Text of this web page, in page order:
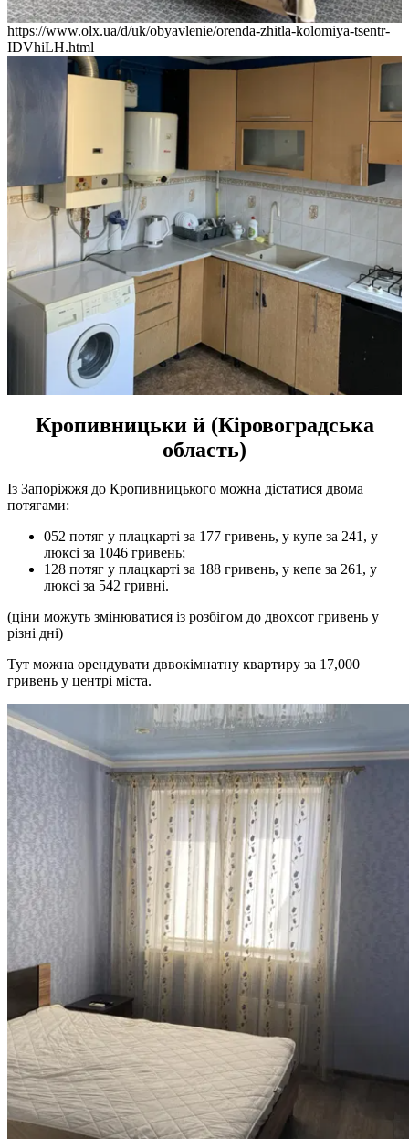
https://www.olx.ua/d/uk/obyavlenie/orenda-zhitla-kolomiya-tsentr-
IDVhiLH.html
Кропивницьки й (Кіровоградська
область)
Із Запоріжжя до Кропивницького можна дістатися двома
потягами:
052 потяг у плацкарті за 177 гривень, у купе за 241, у
люксі за 1046 гривень;
128 потяг у плацкарті за 188 гривень, у кепе за 261, у
люксі за 542 гривні.
(ціни можуть змінюватися із розбігом до двохсот гривень у
різні дні)
Тут можна орендувати дввокімнатну квартиру за 17,000
гривень у центрі міста.